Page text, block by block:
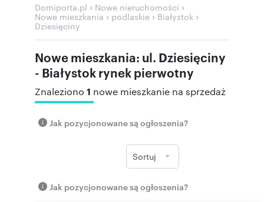
Domiporta.pl › Nowe nieruchomości ›
Nowe mieszkania › podlaskie › Białystok ›
Dziesięciny
Nowe mieszkania: ul. Dziesięciny
- Białystok rynek pierwotny
Znaleziono 1 nowe mieszkanie na sprzedaż
Jak pozycjonowane są ogłoszenia?
Sortuj
Jak pozycjonowane są ogłoszenia?